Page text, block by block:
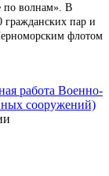
по волнам». В
гражданских пар и
флотом
работа Военно-
сооружений)